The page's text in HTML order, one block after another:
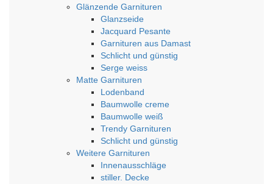
Glänzende Garnituren
Glanzseide
Jacquard Pesante
Garnituren aus Damast
Schlicht und günstig
Serge weiss
Matte Garnituren
Lodenband
Baumwolle creme
Baumwolle weiß
Trendy Garnituren
Schlicht und günstig
Weitere Garnituren
Innenausschläge
stiller. Decke